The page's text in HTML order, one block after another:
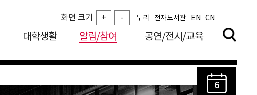
6
대학생활 알림/참여 공연/전시/교육
화면 크기 + - 누리 전자도서관 EN CN